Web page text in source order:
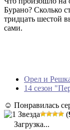
Бурано? Сколько
тридцать шестой
сами.
Орел и
14 сезон
☺ Понравилась
(
Загрузка...